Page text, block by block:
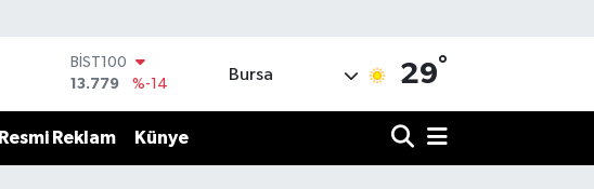
BİST100
13.779
%-14
64.959,79
Bursa 29°
Resmi Reklam Künye